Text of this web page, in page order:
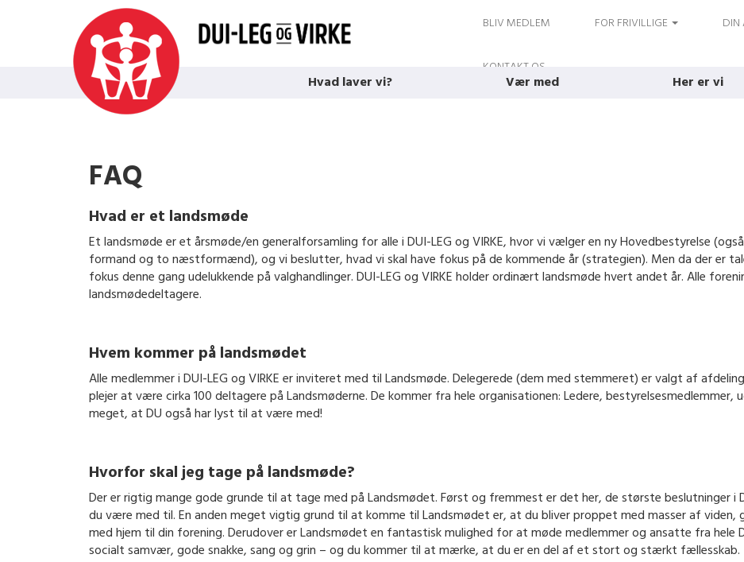
BLIV MEDLEM FOR FRIVILLIGE DIN
KONTAKT OS
Hvad laver vi? Vær med Her er vi
FAQ
Hvad er et landsmøde
Et landsmøde er et årsmøde/en generalforsamling for alle i DUI-LEG og VIRKE, hvor vi vælger en ny Hovedbestyrelse
formand og to næstformænd), og vi beslutter, hvad vi skal have fokus på de kommende år (strategien). Men da der er
fokus denne gang udelukkende på valghandlinger. DUI-LEG og VIRKE holder ordinært landsmøde hvert andet år. Alle
landsmødedeltagere.
Hvem kommer på landsmødet
Alle medlemmer i DUI-LEG og VIRKE er inviteret med til Landsmøde. Delegerede (dem med stemmeret) er valgt af
plejer at være cirka 100 deltagere på Landsmøderne. De kommer fra hele organisationen: Ledere, bestyrelsesmedlemmer,
meget, at DU også har lyst til at være med!
Hvorfor skal jeg tage på landsmøde?
Der er rigtig mange gode grunde til at tage med på Landsmødet. Først og fremmest er det her, de største beslutninger i
du være med til. En anden meget vigtig grund til at komme til Landsmødet er, at du bliver proppet med masser af viden,
med hjem til din forening. Derudover er Landsmødet en fantastisk mulighed for at møde medlemmer og ansatte fra hele
socialt samvær, gode snakke, sang og grin – og du kommer til at mærke, at du er en del af et stort og stærkt fællesskab.